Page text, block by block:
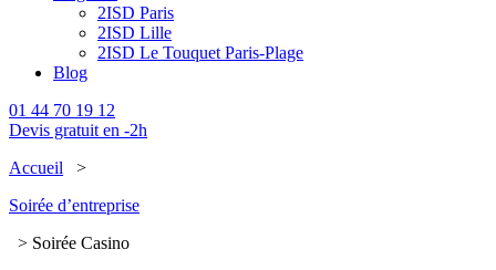
2ISD Paris
2ISD Lille
2ISD Le Touquet Paris-Plage
Blog
01 44 70 19 12
Devis gratuit en -2h
Accueil >
Soirée d’entreprise
> Soirée Casino